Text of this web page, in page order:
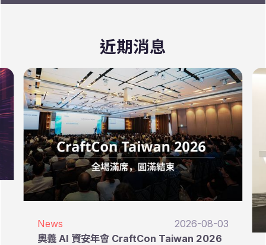
近期消息
News
2026-08-03
奧義 AI 資安年會 CraftCon Taiwan 2026